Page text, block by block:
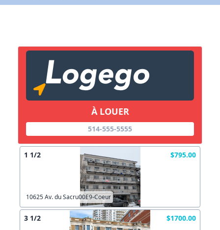
À LOUER
514-555-5555
1 1/2 $795.00
10625 Av. du Sacru00E9-Coeur
3 1/2 $1700.00
X Fermer
Lien vers inscription (sera inclus dans courriel)
Copier lien
X Fermer Envoyez